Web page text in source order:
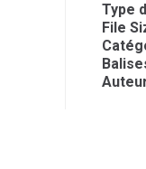
Type
File